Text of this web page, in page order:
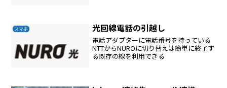
スマホ 光回線電話の引越し
電話アダプターに電話番号を持っている
NTTからNUROに切り替えは簡単に終了す
る既存の線を利用できる